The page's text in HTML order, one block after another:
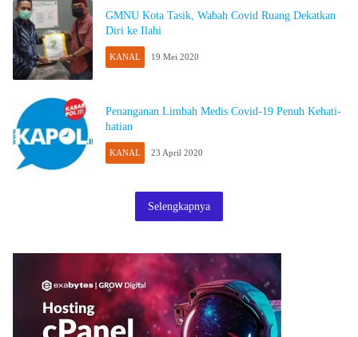
GMNU Kota Tasik, Wabah Covid Ruang Dekatkan
Diri ke Ilahi
KANAL 19 Mei 2020
Penanganan Limbah Medis Covid-19 Penuh Kehati-
hatian
KANAL 23 April 2020
Selengkapnya